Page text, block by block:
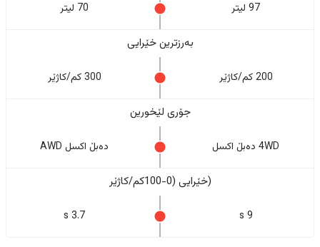
97 لیتر 70 لیتر
بەرزترین خێرایی
200 کم/کاژێر 300 کم/کاژێر
جۆری لێخورین
4WD دەبڵ اکسل دەبڵ اکسل AWD
(خێرایی (0-100کم/کاژێر
9 s
3.7 s